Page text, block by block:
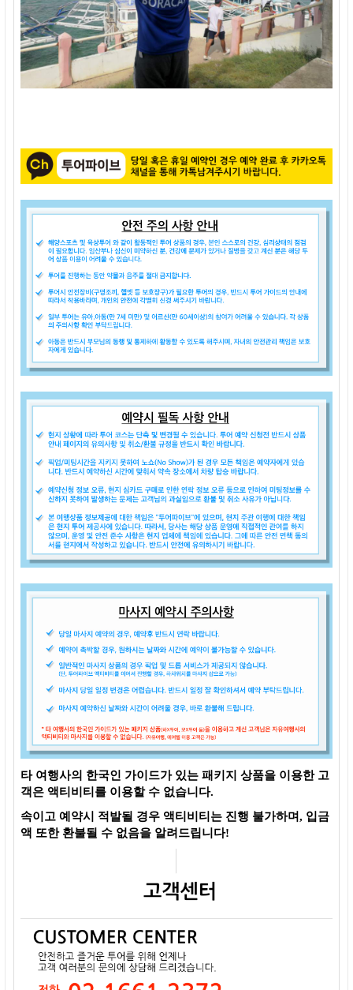
타 여행사의 한국인 가이드가 있는 패키지 상품을 이용한 고
객은 액티비티를 이용할 수 없습니다.
속이고 예약시 적발될 경우 액티비티는 진행 불가하며, 입금
액 또한 환불될 수 없음을 알려드립니다!